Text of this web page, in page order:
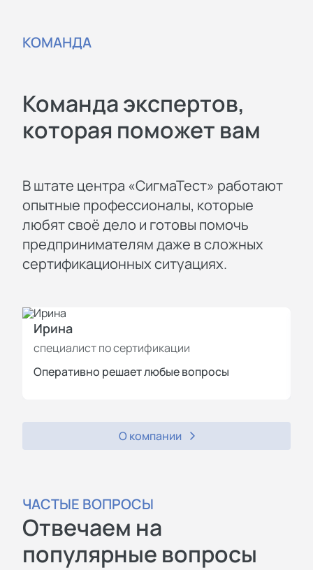
КОМАНДА
Команда экспертов,
которая поможет вам
В штате центра «СигмаТест» работают
опытные профессионалы, которые
любят своё дело и готовы помочь
предпринимателям даже в сложных
сертификационных ситуациях.
Ирина
специалист по сертификации
Оперативно решает любые вопросы
О компании
ЧАСТЫЕ ВОПРОСЫ
Отвечаем на
популярные вопросы